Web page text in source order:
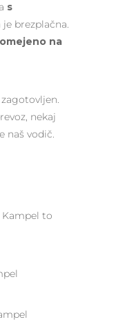
s
brezplačna.
omejeno na
nekaj
naš vodič.
to